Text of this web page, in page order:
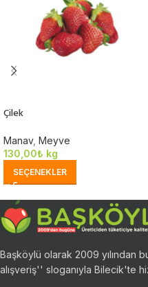
Çilek
Manav, Meyve
130,00₺ kg
SEÇENEKLER
Başköylü olarak 2009 yılından
alışveriş'' sloganıyla Bilecik'te